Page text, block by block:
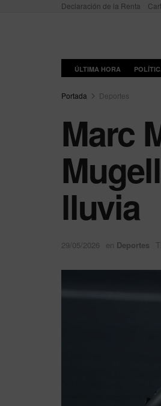
Declaración de la Renta
ÚLTIMA HORA
Portada Deportes
Marc
lluvia
29/05/2026 en Deportes